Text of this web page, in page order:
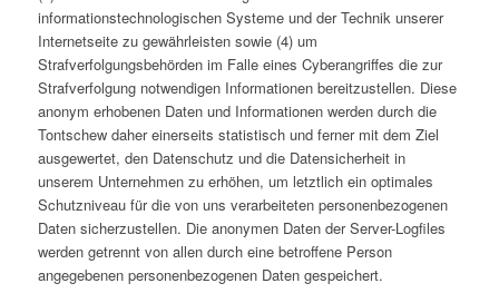
informationstechnologischen Systeme und der Technik unserer
Internetseite zu gewährleisten sowie (4) um
Strafverfolgungsbehörden im Falle eines Cyberangriffes die zur
Strafverfolgung notwendigen Informationen bereitzustellen. Diese
anonym erhobenen Daten und Informationen werden durch die
Tontschew daher einerseits statistisch und ferner mit dem Ziel
ausgewertet, den Datenschutz und die Datensicherheit in
unserem Unternehmen zu erhöhen, um letztlich ein optimales
Schutzniveau für die von uns verarbeiteten personenbezogenen
Daten sicherzustellen. Die anonymen Daten der Server-Logfiles
werden getrennt von allen durch eine betroffene Person
angegebenen personenbezogenen Daten gespeichert.